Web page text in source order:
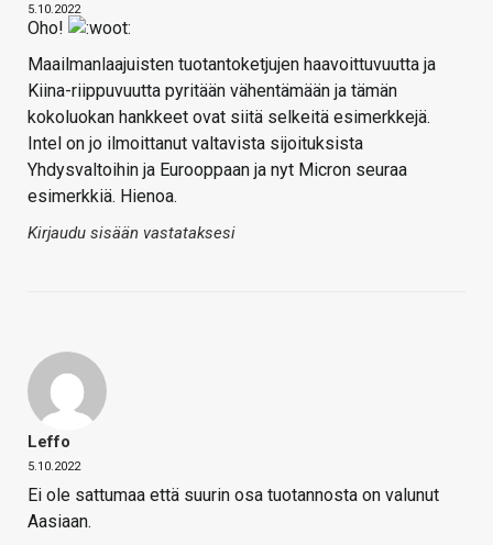
5.10.2022
Oho!
Maailmanlaajuisten tuotantoketjujen haavoittuvuutta ja
Kiina-riippuvuutta pyritään vähentämään ja tämän
kokoluokan hankkeet ovat siitä selkeitä esimerkkejä.
Intel on jo ilmoittanut valtavista sijoituksista
Yhdysvaltoihin ja Eurooppaan ja nyt Micron seuraa
esimerkkiä. Hienoa.
Kirjaudu sisään vastataksesi
Leffo
5.10.2022
Ei ole sattumaa että suurin osa tuotannosta on valunut
Aasiaan.